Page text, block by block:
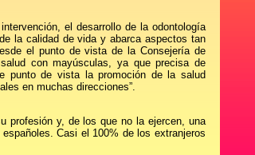
el desarrollo de la odontología
la calidad de vida y abarca aspectos tan
el punto de vista de la Consejería de
con mayúsculas, ya que precisa de
punto de vista la promoción de la salud
en muchas direcciones”.
profesión y, de los que no la ejercen, una
Casi el 100% de los extranjeros